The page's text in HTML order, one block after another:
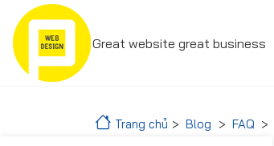
Great website great business
Trang chủ Blog FAQ